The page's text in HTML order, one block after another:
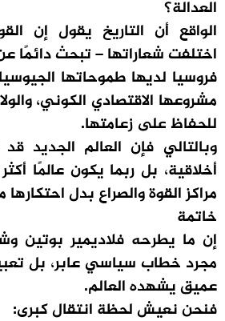
العدالة؟
الواقع أن التاريخ يقول إن
اختلفت شعاراتها – تبحث دائمًا
فروسيا لديها طموحاتها
مشروعها الاقتصادي الكوني،
للحفاظ على زعامتها.
وبالتالي فإن العالم الجديد
أخلاقية، بل ربما يكون عالمًا
مراكز القوة والصراع بدل
خاتمة
إن ما يطرحه فلاديمير
مجرد خطاب سياسي عابر، بل
عميق يشهده العالم.
فنحن نعيش لحظة انتقال كبرى: